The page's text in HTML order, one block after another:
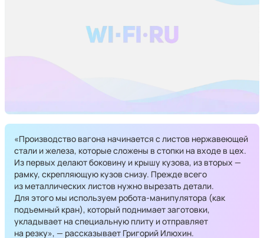
«Производство вагона начинается с листов нержавеющей
стали и железа, которые сложены в стопки на входе в цех.
Из первых делают боковину и крышу кузова, из вторых —
рамку, скрепляющую кузов снизу. Прежде всего
из металлических листов нужно вырезать детали.
Для этого мы используем робота-манипулятора (как
подъемный кран), который поднимает заготовки,
укладывает на специальную плиту и отправляет
на резку», — рассказывает Григорий Илюхин.